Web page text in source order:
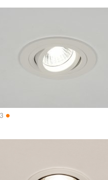
•